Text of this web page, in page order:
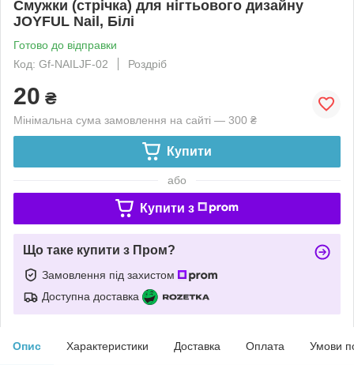
Смужки (стрічка) для нігтьового дизайну
JOYFUL Nail, Білі
Готово до відправки
Код: Gf-NAILJF-02
Роздріб
20 ₴
Мінімальна сума замовлення на сайті — 300 ₴
Купити
або
Купити з
Що таке купити з Пром?
Замовлення під захистом
Доступна доставка
Опис Характеристики Доставка Оплата Умови